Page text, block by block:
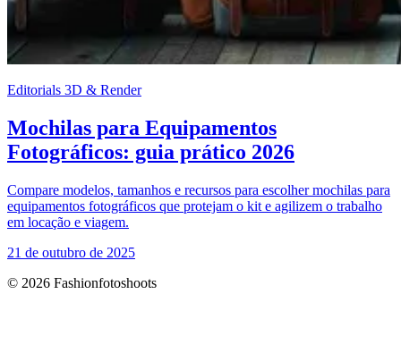
Editorials 3D & Render
Mochilas para Equipamentos
Fotográficos: guia prático 2026
Compare modelos, tamanhos e recursos para escolher mochilas para
equipamentos fotográficos que protejam o kit e agilizem o trabalho
em locação e viagem.
21 de outubro de 2025
© 2026 Fashionfotoshoots